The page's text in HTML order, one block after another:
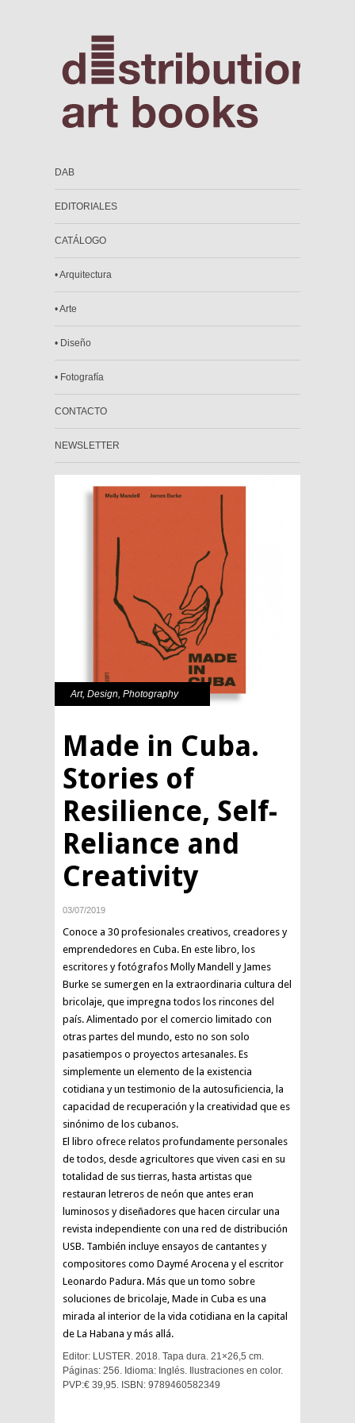
DAB
EDITORIALES
CATÁLOGO
• Arquitectura
• Arte
• Diseño
• Fotografía
CONTACTO
NEWSLETTER
Art, Design, Photography
Made in Cuba.
Stories of
Resilience, Self-
Reliance and
Creativity
03/07/2019
Conoce a 30 profesionales creativos, creadores y
emprendedores en Cuba. En este libro, los
escritores y fotógrafos Molly Mandell y James
Burke se sumergen en la extraordinaria cultura del
bricolaje, que impregna todos los rincones del
país. Alimentado por el comercio limitado con
otras partes del mundo, esto no son solo
pasatiempos o proyectos artesanales. Es
simplemente un elemento de la existencia
cotidiana y un testimonio de la autosuficiencia, la
capacidad de recuperación y la creatividad que es
sinónimo de los cubanos.
El libro ofrece relatos profundamente personales
de todos, desde agricultores que viven casi en su
totalidad de sus tierras, hasta artistas que
restauran letreros de neón que antes eran
luminosos y diseñadores que hacen circular una
revista independiente con una red de distribución
USB. También incluye ensayos de cantantes y
compositores como Daymé Arocena y el escritor
Leonardo Padura. Más que un tomo sobre
soluciones de bricolaje, Made in Cuba es una
mirada al interior de la vida cotidiana en la capital
de La Habana y más allá.
Editor: LUSTER. 2018. Tapa dura. 21×26,5 cm.
Páginas: 256. Idioma: Inglés. Ilustraciones en color.
PVP:€ 39,95. ISBN: 9789460582349